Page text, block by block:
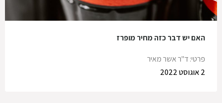
האם יש דבר כזה מחיר מופרז
פרטי: ד"ר אשר מאיר
2 אוגוסט 2022